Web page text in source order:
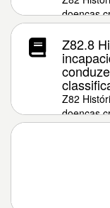
doenças
Z82.8
Z82
doenças